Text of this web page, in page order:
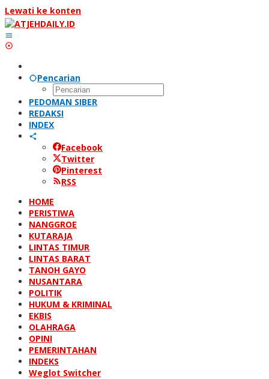
Lewati ke konten
Pencarian
PEDOMAN SIBER
REDAKSI
INDEX
Facebook
Twitter
Pinterest
RSS
HOME
PERISTIWA
NANGGROE
KUTARAJA
LINTAS TIMUR
LINTAS BARAT
TANOH GAYO
NUSANTARA
POLITIK
HUKUM & KRIMINAL
EKBIS
OLAHRAGA
OPINI
PEMERINTAHAN
INDEKS
Weglot Switcher